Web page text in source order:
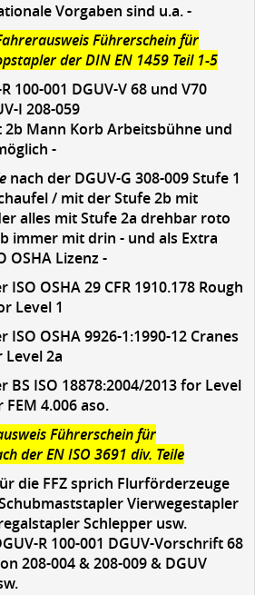
Vorgaben sind u.a. -
Führerschein für
der DIN EN 1459 Teil 1-5
100-001 DGUV-V 68 und V70
I 208-059
Mann Korb Arbeitsbühne und
-
nach der DGUV-G 308-009 Stufe 1
/ mit der Stufe 2b mit
alles mit Stufe 2a drehbar roto
immer mit drin - und als Extra
OSHA Lizenz -
OSHA 29 CFR 1910.178 Rough
Level 1
OSHA 9926-1:1990-12 Cranes
2a
ISO 18878:2004/2013 for Level
4.006 aso.
Führerschein für
der EN ISO 3691 div. Teile
die FFZ sprich Flurförderzeuge
Vierwegestapler
Schlepper usw.
R 100-001 DGUV-Vorschrift 68
208-004 & 208-009 & DGUV